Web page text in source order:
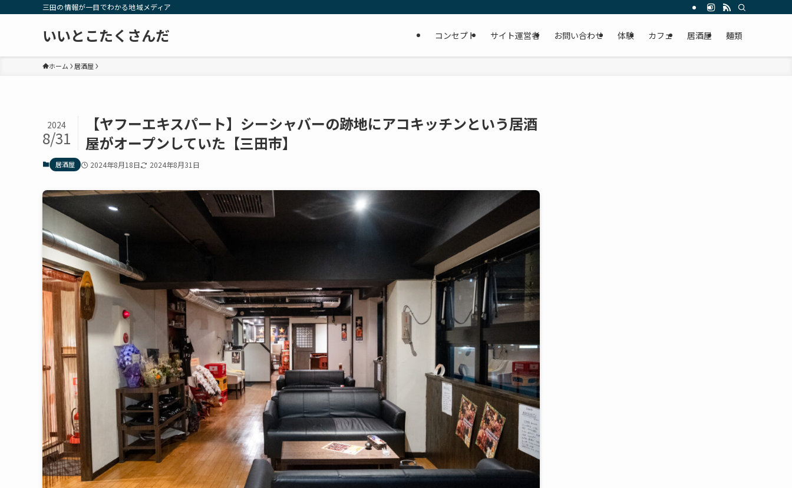
三田の情報が一目でわかる地域メディア
いいとこたくさんだ コンセプト サイト運営者 お問い合わせ 体験 カフェ 居酒屋 麺類
ホーム 居酒屋
【ヤフーエキスパート】シーシャバーの跡地にアコキッチンという居酒
屋がオープンしていた【三田市】
2024
8/31
居酒屋 2024年8月18日 2024年8月31日